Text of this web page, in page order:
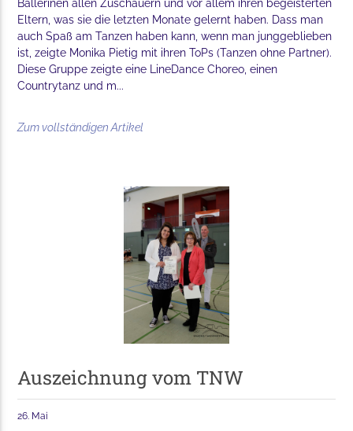
Ballerinen allen Zuschauern und vor allem ihren begeisterten
Eltern, was sie die letzten Monate gelernt haben. Dass man
auch Spaß am Tanzen haben kann, wenn man junggeblieben
ist, zeigte Monika Pietig mit ihren ToPs (Tanzen ohne Partner).
Diese Gruppe zeigte eine LineDance Choreo, einen
Countrytanz und m...
Zum vollständigen Artikel
Auszeichnung vom TNW
26. Mai